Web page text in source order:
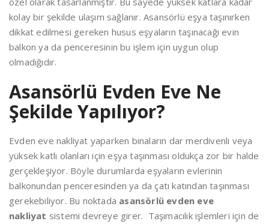
kolay bir şekilde ulaşım sağlanır. Asansörlü eşya taşınırken
dikkat edilmesi gereken husus eşyaların taşınacağı evin
balkon ya da penceresinin bu işlem için uygun olup
olmadığıdır.
Asansörlü Evden Eve Ne
Şekilde Yapılıyor?
Evden eve nakliyat yaparken binaların dar merdivenli veya
yüksek katlı olanları için eşya taşınması oldukça zor bir halde
gerçekleşiyor. Böyle durumlarda eşyaların evlerinin
balkonundan penceresinden ya da çatı katından taşınması
gerekebiliyor. Bu noktada asansörlü evden eve
nakliyat sistemi devreye girer. Taşımacılık işlemleri için de